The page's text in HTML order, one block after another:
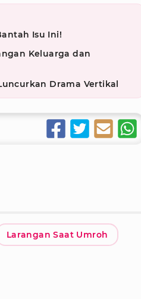
Isu Ini!
Keluarga dan
Drama Vertikal
Larangan Saat Umroh